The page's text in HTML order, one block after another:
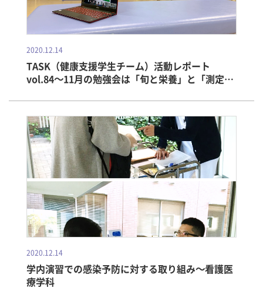
2020.12.14
TASK（健康支援学生チーム）活動レポート
vol.84～11月の勉強会は「旬と栄養」と「測定器
2020.12.14
学内演習での感染予防に対する取り組み～看護医
療学科